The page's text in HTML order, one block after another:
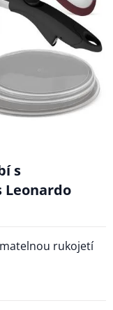
s
rukojetí